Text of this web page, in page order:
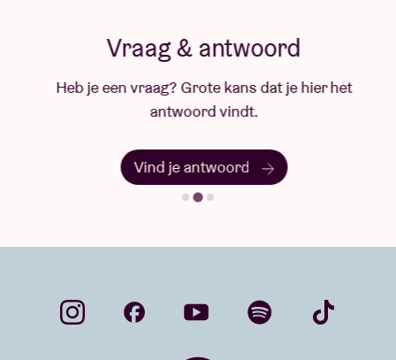
Vraag & antwoord
Heb je een vraag? Grote kans dat je hier het
antwoord vindt.
Vind je antwoord